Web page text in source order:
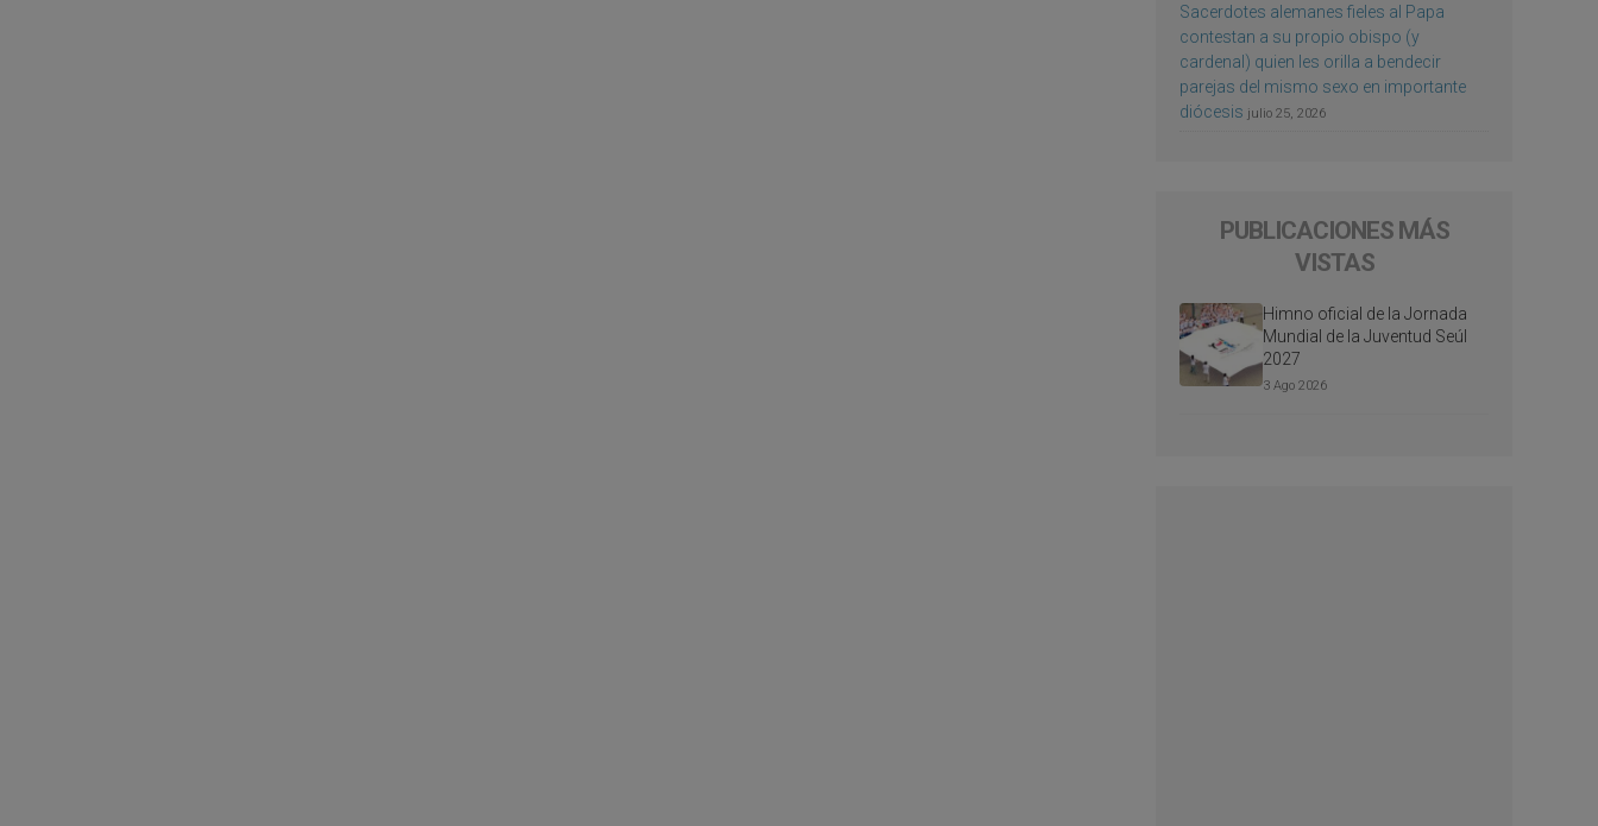
Sacerdotes alemanes fieles al Papa
contestan a su propio obispo (y
cardenal) quien les orilla a bendecir
parejas del mismo sexo en importante
diócesis julio 25, 2026
PUBLICACIONES MÁS
VISTAS
Himno oficial de la Jornada
Mundial de la Juventud Seúl
2027
3 Ago 2026